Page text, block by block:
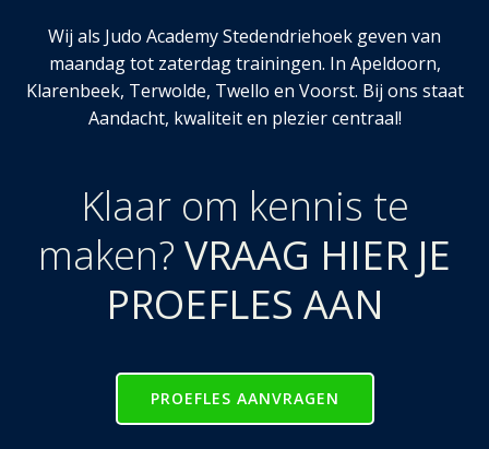
Wij als Judo Academy Stedendriehoek geven van
maandag tot zaterdag trainingen. In Apeldoorn,
Klarenbeek, Terwolde, Twello en Voorst. Bij ons staat
Aandacht, kwaliteit en plezier centraal!
Klaar om kennis te
maken? VRAAG HIER JE
PROEFLES AAN
PROEFLES AANVRAGEN